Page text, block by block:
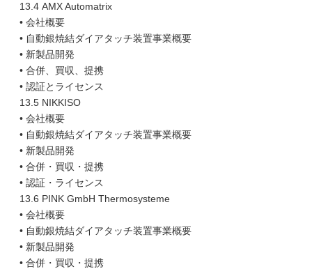
13.4 AMX Automatrix
• 会社概要
• 自動銀焼結ダイアタッチ装置事業概要
• 新製品開発
• 合併、買収、提携
• 認証とライセンス
13.5 NIKKISO
• 会社概要
• 自動銀焼結ダイアタッチ装置事業概要
• 新製品開発
• 合併・買収・提携
• 認証・ライセンス
13.6 PINK GmbH Thermosysteme
• 会社概要
• 自動銀焼結ダイアタッチ装置事業概要
• 新製品開発
• 合併・買収・提携